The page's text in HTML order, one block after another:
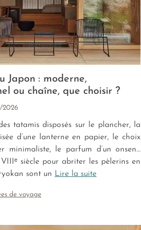
Japon : moderne,
ou chaîne, que choisir ?
2026
tatamis disposés sur le plancher, la
d’une lanterne en papier, le choix
minimaliste, le parfum d’un onsen…
siècle pour abriter les pèlerins en
sont un Lire la suite
de voyage